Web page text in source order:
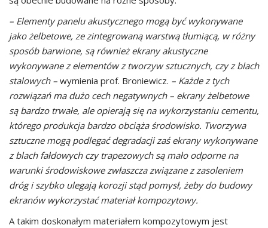
– Elementy panelu akustycznego mogą być wykonywane
jako żelbetowe, ze zintegrowaną warstwą tłumiącą, w różny
sposób barwione, są również ekrany akustyczne
wykonywane z elementów z tworzyw sztucznych, czy z blach
stalowych – wymienia prof. Broniewicz. – Każde z tych
rozwiązań ma dużo cech negatywnych – ekrany żelbetowe
są bardzo trwałe, ale opierają się na wykorzystaniu cementu,
którego produkcja bardzo obciąża środowisko. Tworzywa
sztuczne mogą podlegać degradacji zaś ekrany wykonywane
z blach fałdowych czy trapezowych są mało odporne na
warunki środowiskowe zwłaszcza związane z zasoleniem
dróg i szybko ulegają korozji stąd pomysł, żeby do budowy
ekranów wykorzystać materiał kompozytowy.
A takim doskonałym materiałem kompozytowym jest